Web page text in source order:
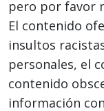
pero por favor
El contenido
insultos
personales, el
contenido
información